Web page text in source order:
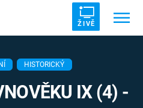
ŽIVĚ
DRUHÁ SVĚTOVÁ VÁLKA
HISTORICKÝ
IX (4) -